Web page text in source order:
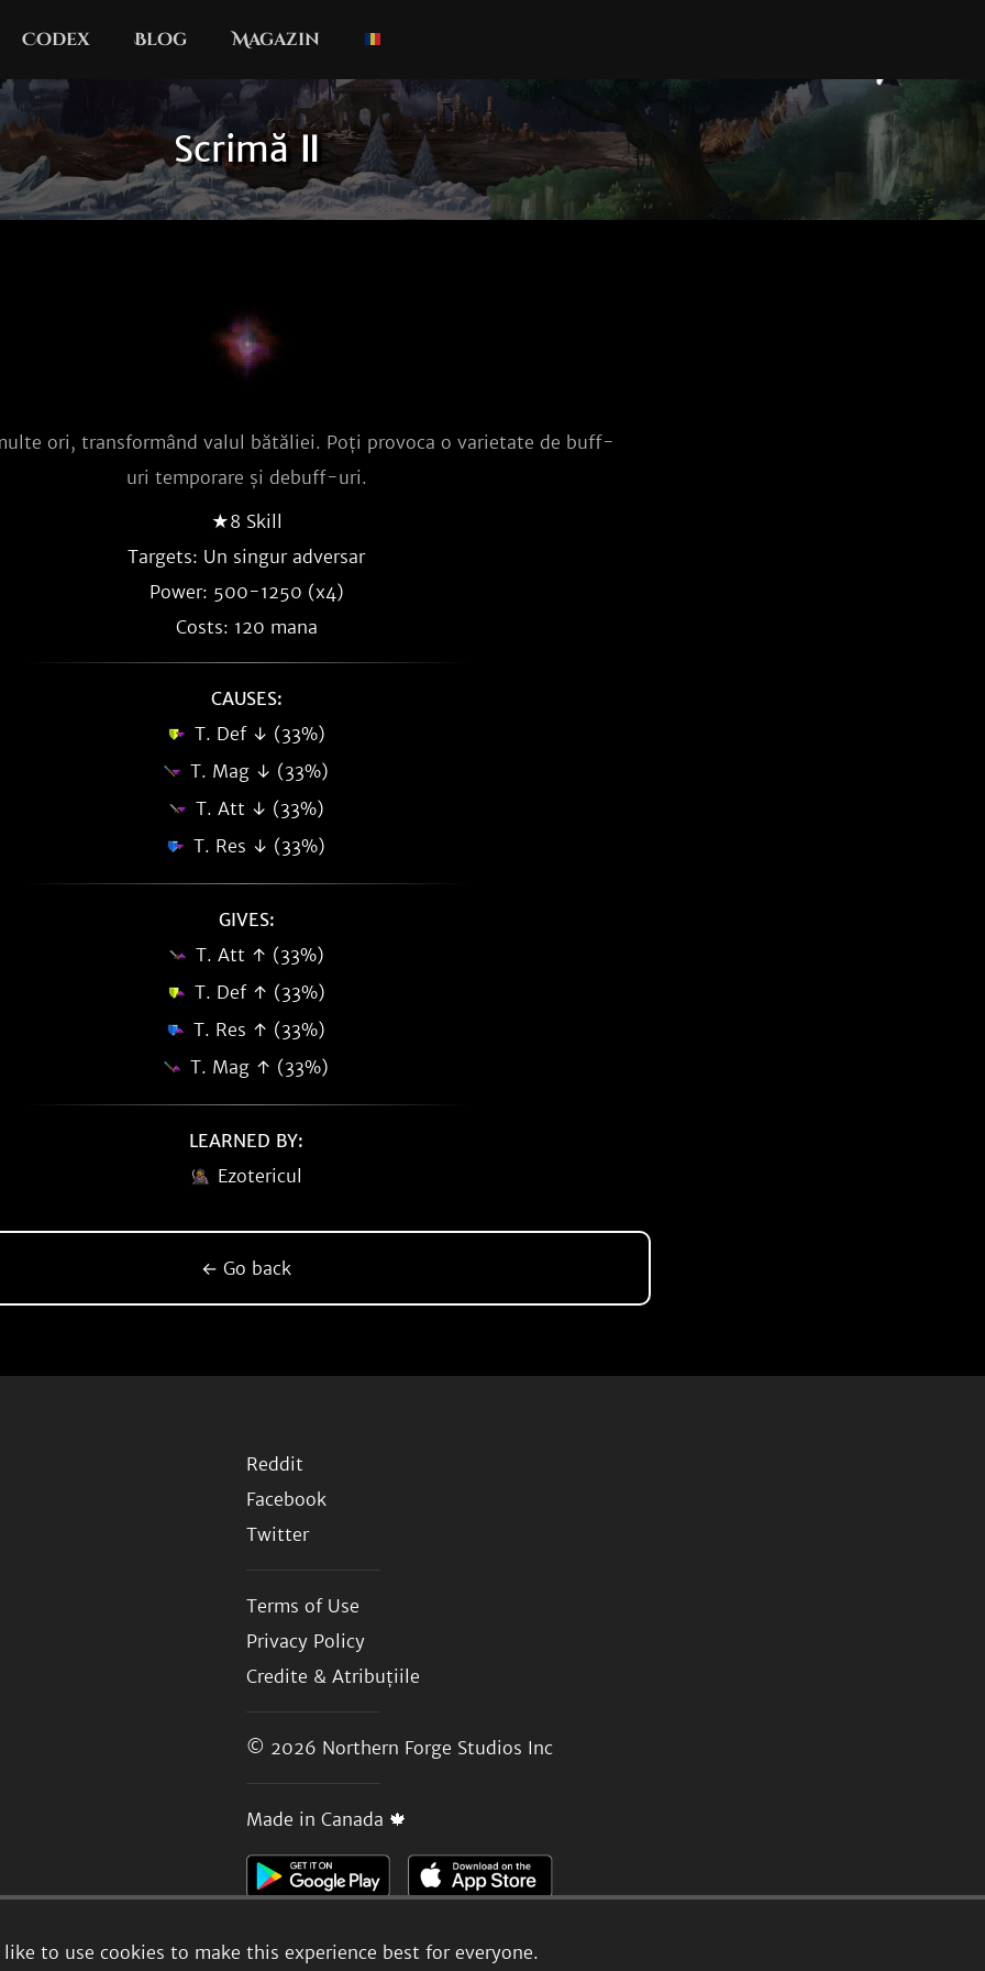
Codex Blog Magazin
Scrimă Ⅱ
to use cookies to make this experience best for everyone.
ori, transformând valul bătăliei. Poți provoca o varietate de buff-
uri temporare și debuff-uri.
★8 Skill
Targets: Un singur adversar
Power: 500-1250 (x4)
Costs: 120 mana
CAUSES:
T. Def ↓ (33%)
T. Mag ↓ (33%)
T. Att ↓ (33%)
T. Res ↓ (33%)
GIVES:
T. Att ↑ (33%)
T. Def ↑ (33%)
T. Res ↑ (33%)
T. Mag ↑ (33%)
LEARNED BY:
Ezotericul
← Go back
Reddit
Facebook
Twitter
Terms of Use
Privacy Policy
Credite & Atribuțiile
© 2026 Northern Forge Studios Inc
Made in Canada 🍁